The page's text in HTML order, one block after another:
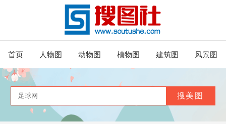
首页 人物图 动物图 植物图 建筑图 风景图